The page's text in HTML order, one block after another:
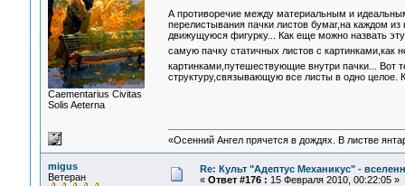
Сaementarius Civitas
Solis Aeterna
А противоречие между материальным и
перелистывания пачки листов бумаг,на каждом
движущуюся фигурку... Как еще можно назвать эту
самую пачку статичных листов с картинками,как
картинками,путешествующие внутри пачки... Вот
структуру,связывающую все листы в одно целое.
«Осенний Ангел прячется в дождях. В листве
migus
Ветеран
Re: Культ "Адептус Механикус" -
« Ответ #176 : 15 Февраля 2010, 00:22:05 »